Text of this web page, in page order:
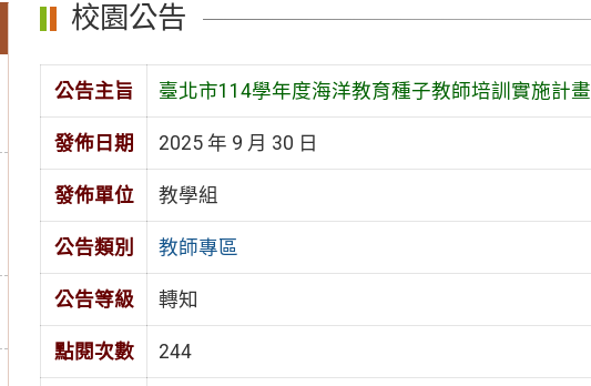
校園公告
公告主旨 臺北市114學年度海洋教育種子教師培訓實施計畫
發佈日期 2025 年 9 月 30 日
發佈單位 教學組
公告類別 教師專區
公告等級 轉知
點閱次數 244